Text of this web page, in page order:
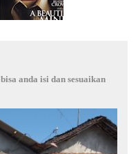
anda isi dan sesuaikan